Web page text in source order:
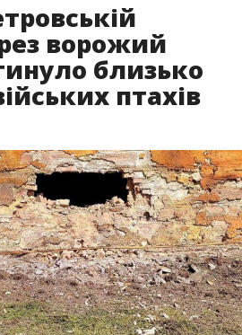
ворожий
близько
птахів